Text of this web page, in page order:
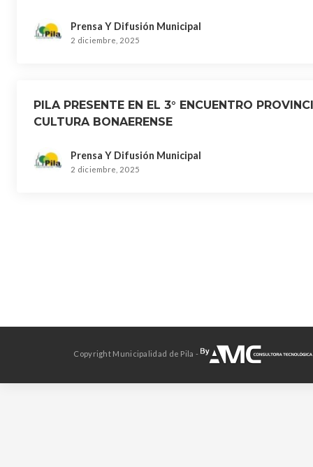
Prensa Y Difusión Municipal
2 diciembre, 2025
PILA PRESENTE EN EL 3° ENCUENTRO
CULTURA BONAERENSE
Prensa Y Difusión Municipal
2 diciembre, 2025
Copyright Municipalidad de Pila -